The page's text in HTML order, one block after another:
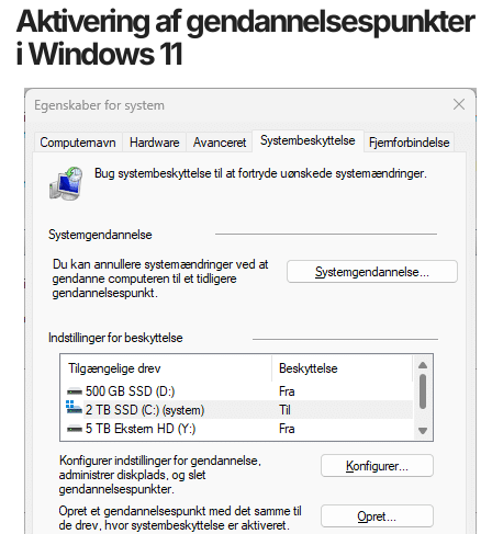
Aktivering af gendannelsespunkter
i Windows 11